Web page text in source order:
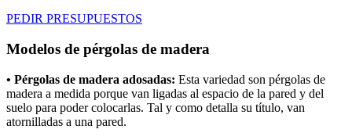
PEDIR PRESUPUESTOS
Modelos de pérgolas de madera
• Pérgolas de madera adosadas: Esta variedad son pérgolas de
madera a medida porque van ligadas al espacio de la pared y del
suelo para poder colocarlas. Tal y como detalla su título, van
atornilladas a una pared.